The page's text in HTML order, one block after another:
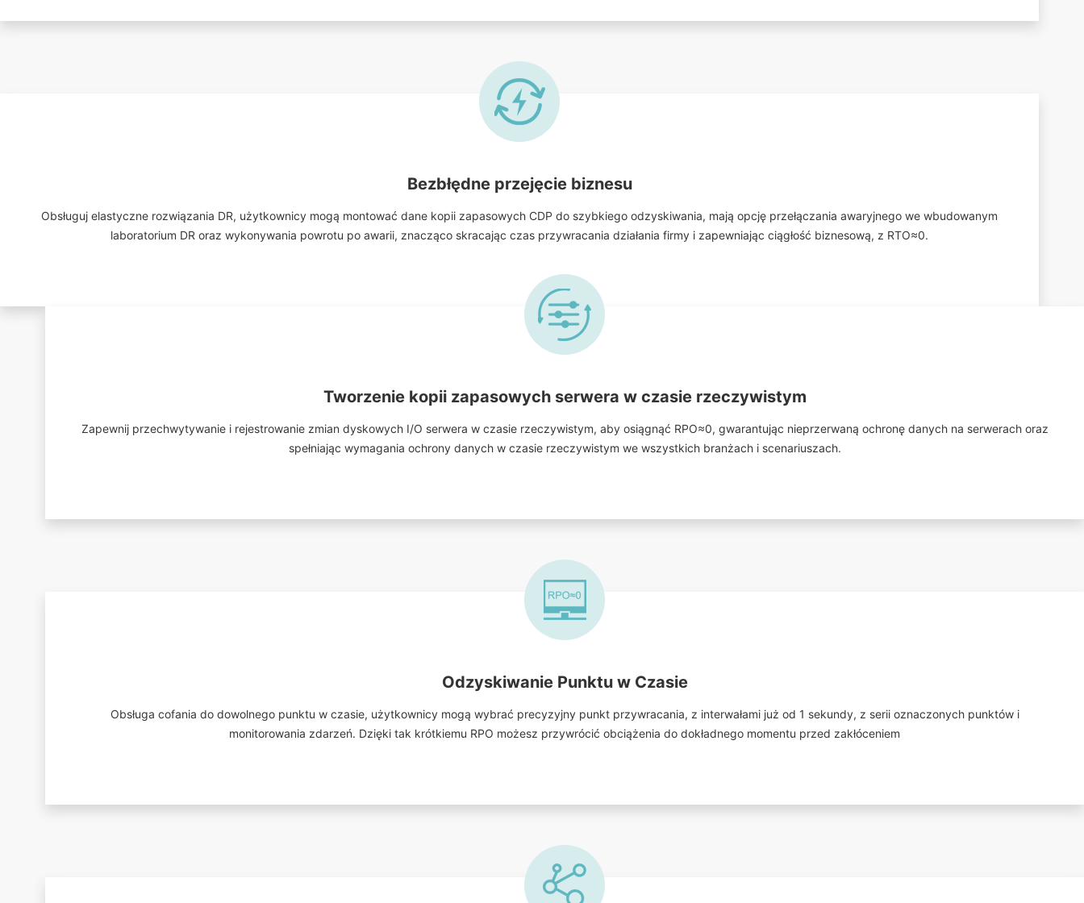
Bezbłędne przejęcie biznesu
Obsługuj elastyczne rozwiązania DR, użytkownicy mogą montować dane kopii zapasowych CDP do szybkiego odzyskiwania, mają opcję przełączania awaryjnego we wbudowanym
laboratorium DR oraz wykonywania powrotu po awarii, znacząco skracając czas przywracania działania firmy i zapewniając ciągłość biznesową, z RTO≈0.
Tworzenie kopii zapasowych serwera w czasie rzeczywistym
Zapewnij przechwytywanie i rejestrowanie zmian dyskowych I/O serwera w czasie rzeczywistym, aby osiągnąć RPO≈0, gwarantując nieprzerwaną ochronę danych na serwerach oraz
spełniając wymagania ochrony danych w czasie rzeczywistym we wszystkich branżach i scenariuszach.
Odzyskiwanie Punktu w Czasie
Obsługa cofania do dowolnego punktu w czasie, użytkownicy mogą wybrać precyzyjny punkt przywracania, z interwałami już od 1 sekundy, z serii oznaczonych punktów i
monitorowania zdarzeń. Dzięki tak krótkiemu RPO możesz przywrócić obciążenia do dokładnego momentu przed zakłóceniem